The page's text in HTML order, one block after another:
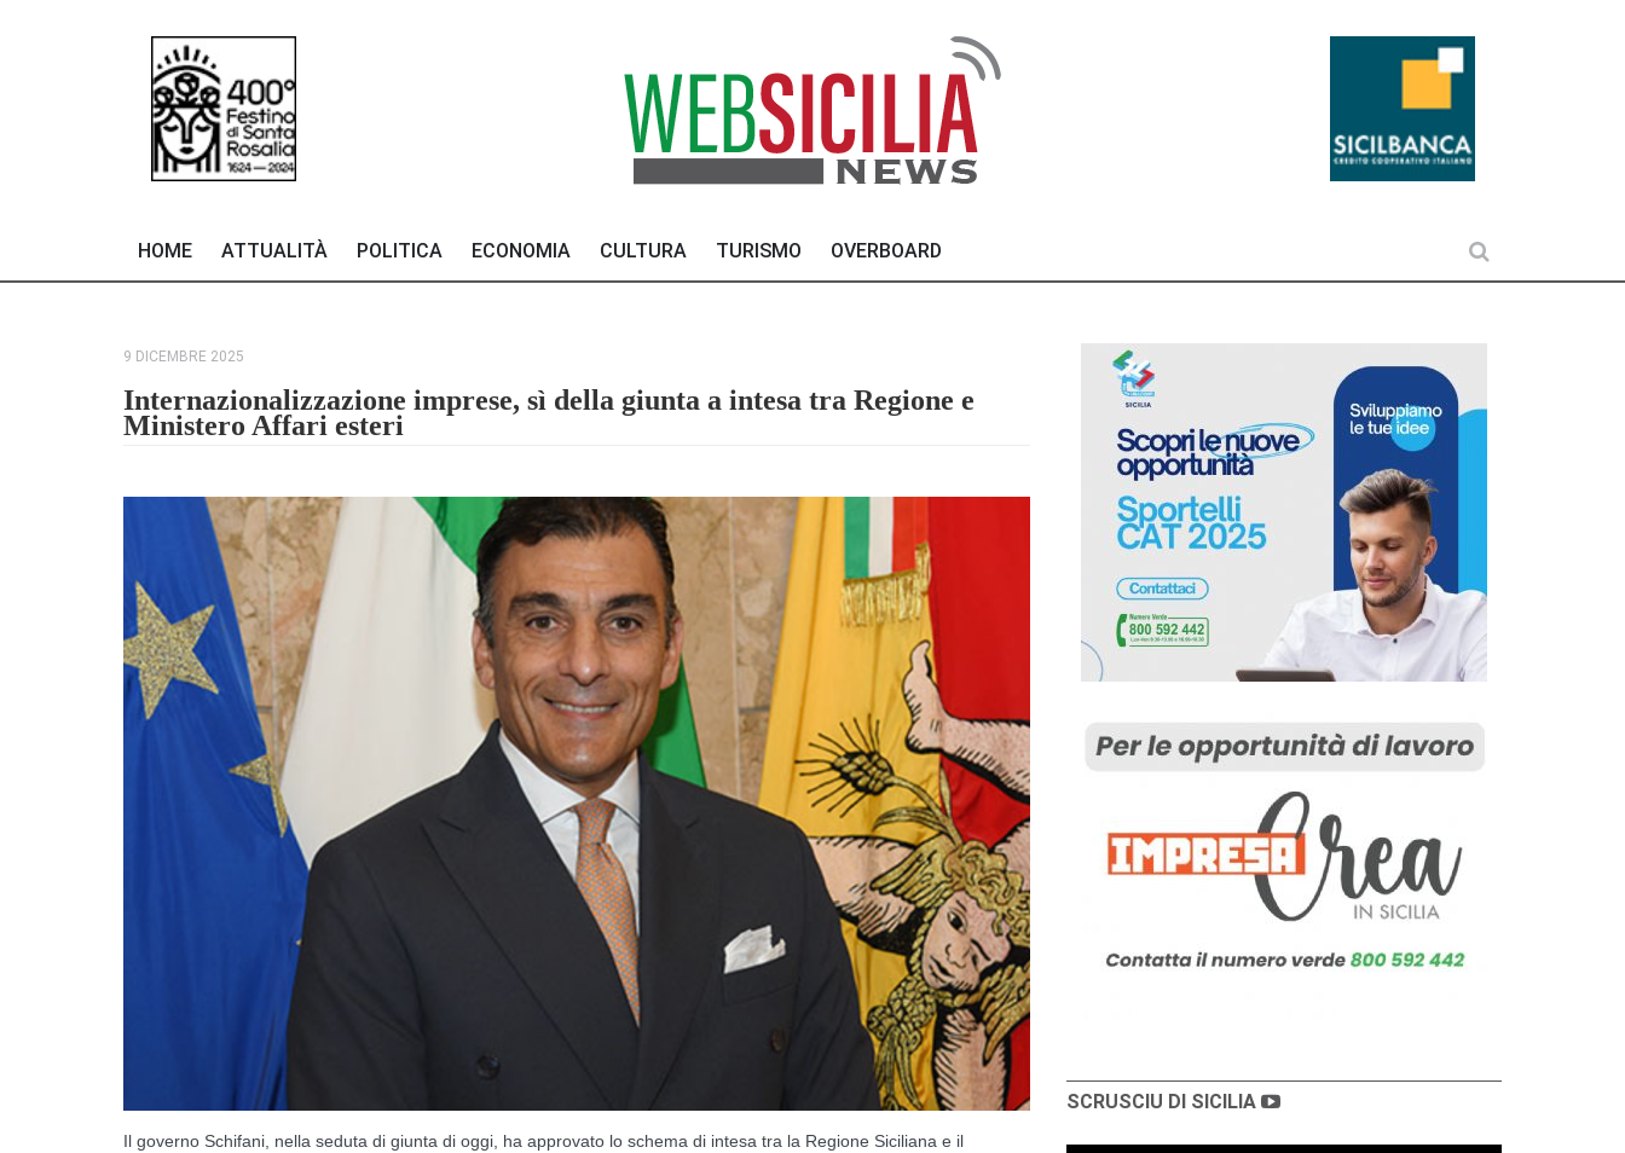
HOME ATTUALITÀ POLITICA ECONOMIA CULTURA TURISMO OVERBOARD
9 DICEMBRE 2025
Internazionalizzazione imprese, sì della giunta a intesa tra Regione e
Ministero Affari esteri
Il governo Schifani, nella seduta di giunta di oggi, ha approvato lo schema di intesa tra la Regione Siciliana e il
SCRUSCIU DI SICILIA